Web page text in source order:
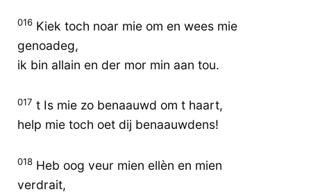
016 Kiek toch noar mie om en wees mie
genoadeg,
ik bin allain en der mor min aan tou.
017 t Is mie zo benaauwd om t haart,
help mie toch oet dij benaauwdens!
018 Heb oog veur mien ellèn en mien
verdrait,